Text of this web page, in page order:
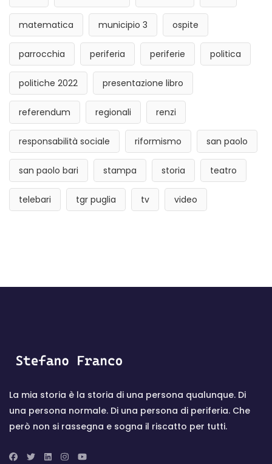
matematica municipio 3 ospite
parrocchia periferia periferie politica
politiche 2022 presentazione libro
referendum regionali renzi
responsabilità sociale riformismo san paolo
san paolo bari stampa storia teatro
telebari tgr puglia tv video
La mia storia è la storia di una persona qualunque. Di
una persona normale. Di una persona di periferia. Che
però non si rassegna e sogna il riscatto per tutti.